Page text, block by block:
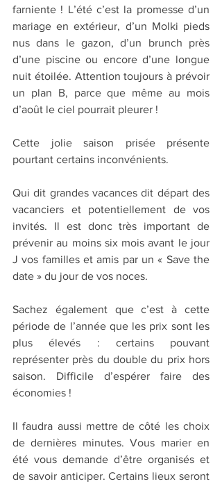
farniente ! L’été c’est la promesse d’un
mariage en extérieur, d’un Molki pieds
nus dans le gazon, d’un brunch près
d’une piscine ou encore d’une longue
nuit étoilée. Attention toujours à prévoir
un plan B, parce que même au mois
d’août le ciel pourrait pleurer !
Cette jolie saison prisée présente
pourtant certains inconvénients.
Qui dit grandes vacances dit départ des
vacanciers et potentiellement de vos
invités. Il est donc très important de
prévenir au moins six mois avant le jour
J vos familles et amis par un « Save the
date » du jour de vos noces.
Sachez également que c’est à cette
période de l’année que les prix sont les
plus élevés : certains pouvant
représenter près du double du prix hors
saison. Difficile d’espérer faire des
économies !
Il faudra aussi mettre de côté les choix
de dernières minutes. Vous marier en
été vous demande d’être organisés et
de savoir anticiper. Certains lieux seront